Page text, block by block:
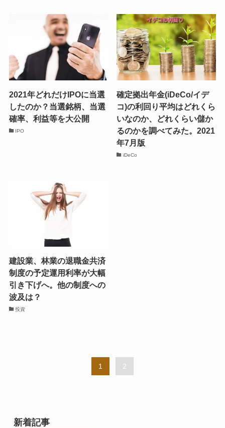
2021年どれだけIPOに当選
したのか？当選銘柄、当選
確率、利益等を大公開
IPO
確定拠出年金(iDeCo/イデ
コ)の利回り平均はどれくら
いなのか、どれくらい儲か
るのかを調べてみた。2021
年7月版
iDeCo
建設業、林業の退職金共済
制度の予定運用利率が大幅
引き下げへ。他の制度への
波及は？
投資
1 2
新着記事